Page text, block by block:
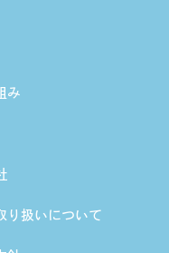
み
り扱いについて